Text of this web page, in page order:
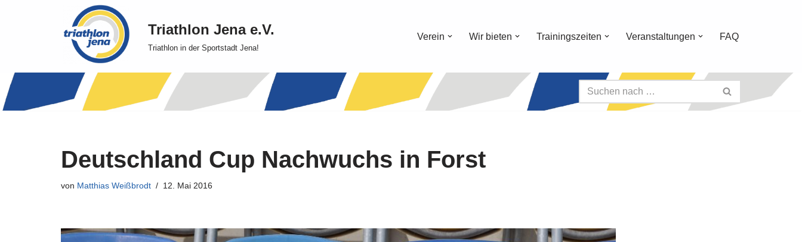
Triathlon Jena e.V.
Triathlon in der Sportstadt Jena!
Verein Wir bieten Trainingszeiten Veranstaltungen FAQ
Deutschland Cup Nachwuchs in Forst
von Matthias Weißbrodt 12. Mai 2016